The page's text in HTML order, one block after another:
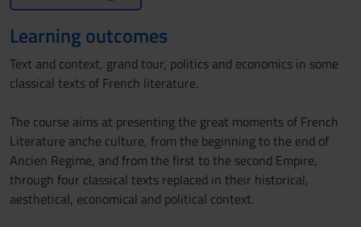
Learning outcomes
Text and context, grand tour, politics and economics in some
classical texts of French literature.
The course aims at presenting the great moments of French
Literature anche culture, from the beginning to the end of
Ancien Regime, and from the first to the second Empire,
through four classical texts replaced in their historical,
aesthetical, economical and political context.